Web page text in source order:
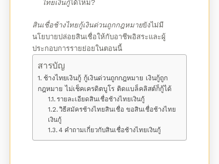
ไทยเงินกู้ได้ไหม?
สินเชื่อช้างไทยกู้เงินด่วนถูกกฎหมายยังไม่มี
นโยบายปล่อยสินเชื่อให้กับอาชีพอิสระและผู้
ประกอบการรายย่อยในตอนนี้
สารบัญ
ช้างไทยเงินกู้ กู้เงินด่วนถูกกฎหมาย เงินกู้ถูก
กฎหมาย ไม่เช็คเครดิตบูโร ติดแบล็คลิสต์ก็กู้ได้
รายละเอียดสินเชื่อช้างไทยเงินกู้
วิธีสมัครช้างไทยสินเชื่อ ขอสินเชื่อช้างไทย
เงินกู้
4 คำถามเกี่ยวกับสินเชื่อช้างไทยเงินกู้